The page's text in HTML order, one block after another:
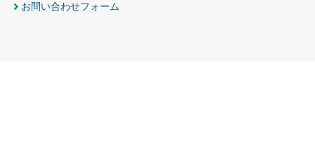
お問い合わせフォーム